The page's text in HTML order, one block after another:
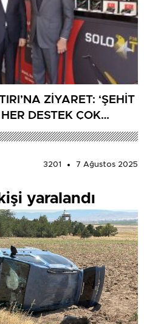
ZİYARET: ‘ŞEHİT
DESTEK ÇOK
3201
7 Ağustos 2025
yaralandı